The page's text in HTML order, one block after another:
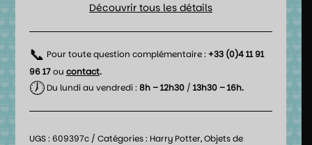
Découvrir tous les détails
📞 Pour toute question complémentaire : +33 (0)4 11 91
96 17ou contact.
🕖Du lundi au vendredi : 8h – 12h30/ 13h30 – 16h.
UGS : 609397c Catégories : Harry Potter,Objets de